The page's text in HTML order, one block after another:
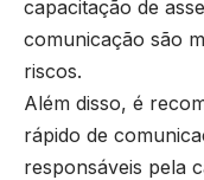
capacitação de
comunicação são
riscos.
Além disso, é
rápido de
responsáveis pela